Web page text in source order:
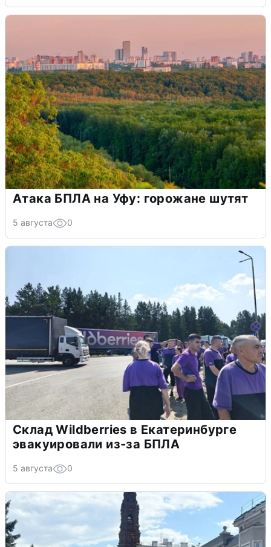
Атака БПЛА на Уфу: горожане шутят
5 августа 0
Склад Wildberries в Екатеринбурге
эвакуировали из-за БПЛА
5 августа 0